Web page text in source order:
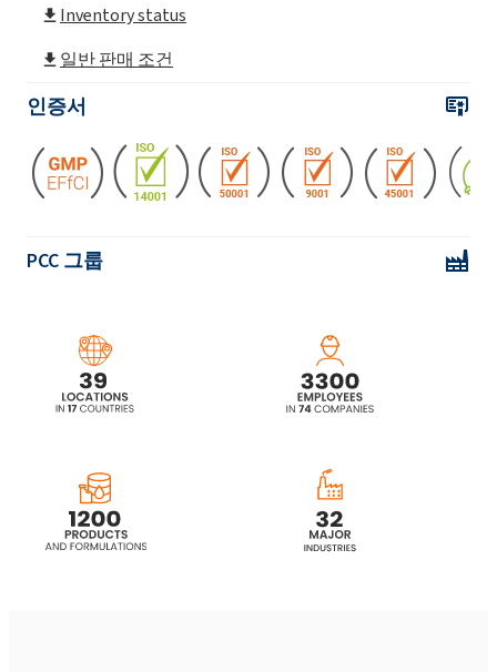
Inventory status
일반 판매 조건
인증서
PCC 그룹
ROKAnol(폴리옥시알킬렌글리콜에테르)
ROKAnol®LP2855 (C12-18 알코올 에톡실화,
프로폭실화)
ROKAnol®LP3943(알코올, C12-15, 에톡실화
프로폭실화)
ROKAnol(폴리옥시알킬렌글리콜에테르)
ROKAnol(폴리옥시알킬렌글리콜에테르)